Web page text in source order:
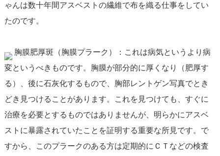
ゃんは数十年間アスベストの繊維で布を織る仕事をしてい
たのです。
胸膜肥厚斑（胸膜プラーク）：これは病気というより病
変というべきものです。胸膜が部分的に厚くなり（肥厚す
る）、後に石灰化するもので、胸部レントゲン写真でとき
どき見つけることがあります。これを見つけても、すぐに
治療を必要とするものではありませんが、明らかにアスベ
ストに暴露されていたことを証明する重要な所見です。で
すから、このプラークのある方は定期的にＣＴなどの検査